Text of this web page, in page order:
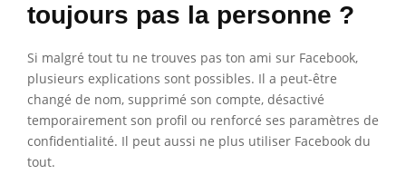
toujours pas la personne ?
Si malgré tout tu ne trouves pas ton ami sur Facebook,
plusieurs explications sont possibles. Il a peut-être
changé de nom, supprimé son compte, désactivé
temporairement son profil ou renforcé ses paramètres de
confidentialité. Il peut aussi ne plus utiliser Facebook du
tout.